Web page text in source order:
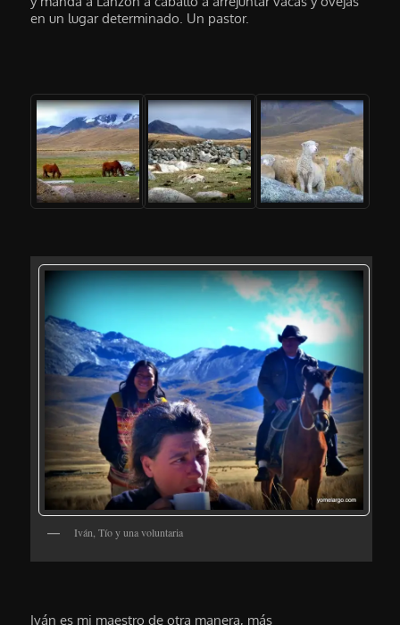
en un lugar determinado. Un pastor.
Iván, Tío y una voluntaria
Iván es mi maestro de otra manera, más